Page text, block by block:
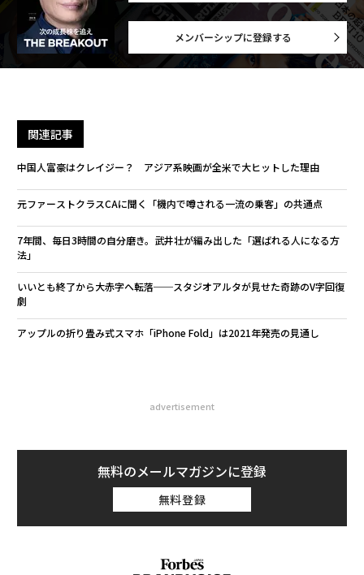
メンバーシップに登録する
関連記事
中国人富豪はクレイジー？ アジア系映画が全米で大ヒットした理由
元ファーストクラスCAに聞く「機内で噂される一流の乗客」の共通点
7年間、毎日3時間の自分磨き。武井壮が編み出した「選ばれる人になる方
法」
いいとも終了から大赤字へ転落──スタジオアルタが見せた奇跡のV字回復
劇
アップルの折り畳み式スマホ「iPhone Fold」は2021年発売の見通し
advertisement
無料のメールマガジンに登録
無料登録